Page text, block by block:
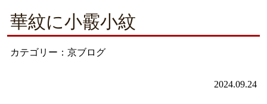
華紋に小霰小紋
カテゴリー：京ブログ
2024.09.24